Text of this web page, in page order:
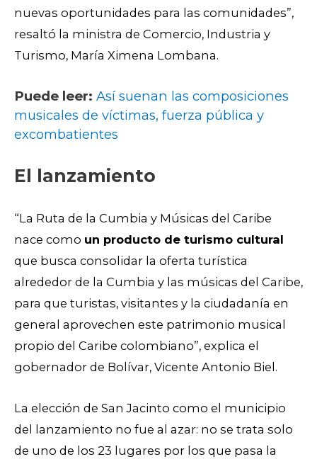
nuevas oportunidades para las comunidades”,
resaltó la ministra de Comercio, Industria y
Turismo, María Ximena Lombana.
Puede leer: Así suenan las composiciones
musicales de víctimas, fuerza pública y
excombatientes
El lanzamiento
“La Ruta de la Cumbia y Músicas del Caribe
nace como un producto de turismo cultural
que busca consolidar la oferta turística
alrededor de la Cumbia y las músicas del Caribe,
para que turistas, visitantes y la ciudadanía en
general aprovechen este patrimonio musical
propio del Caribe colombiano”, explica el
gobernador de Bolívar, Vicente Antonio Biel.
La elección de San Jacinto como el municipio
del lanzamiento no fue al azar: no se trata solo
de uno de los 23 lugares por los que pasa la